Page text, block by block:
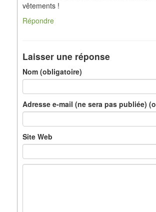
vêtements !
Répondre
Laisser une réponse
Nom (obligatoire)
Adresse e-mail (ne sera pas publiée)
Site Web